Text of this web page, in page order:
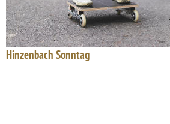
Hinzenbach Sonntag